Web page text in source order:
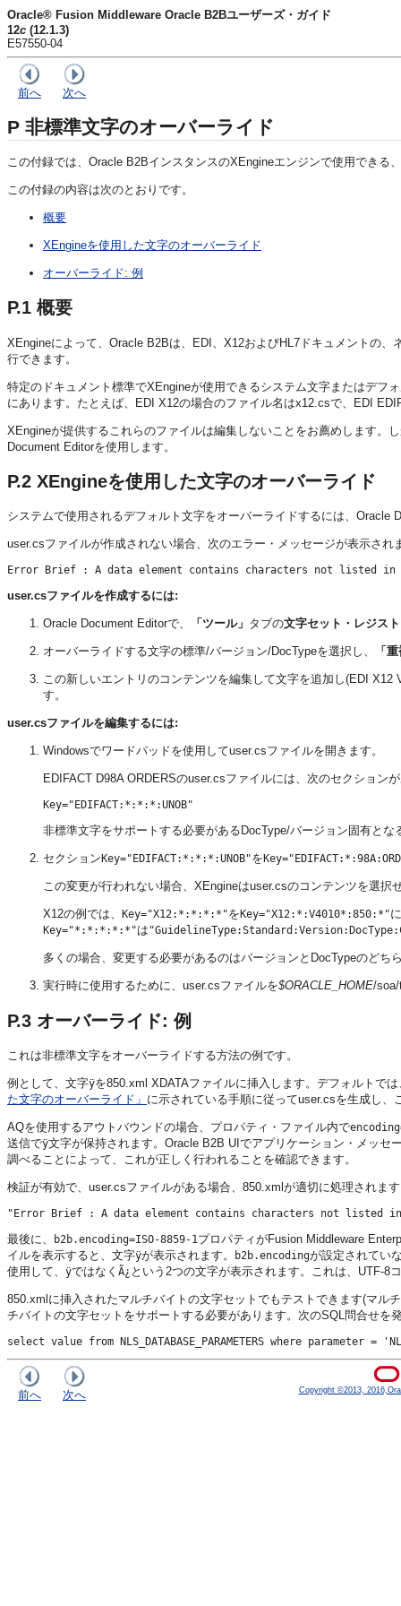
Oracle® Fusion Middleware Oracle B2Bユーザーズ・ガイド
12c (12.1.3)
E57550-04
前へ 次へ
P 非標準文字のオーバーライド
この付録では、Oracle B2BインスタンスのXEngineエンジンで使用でき
この付録の内容は次のとおりです。
概要
XEngineを使用した文字のオーバーライド
オーバーライド: 例
P.1 概要
XEngineによって、Oracle B2Bは、EDI、X12およびHL7ドキュメントの
行できます。
特定のドキュメント標準でXEngineが使用できるシステム文字またはデフ
にあります。たとえば、EDI X12の場合のファイル名はx12.csで、EDI
XEngineが提供するこれらのファイルは編集しないことをお薦めします。
Document Editorを使用します。
P.2 XEngineを使用した文字のオーバーライド
システムで使用されるデフォルト文字をオーバーライドするには、
user.csファイルが作成されない場合、次のエラー・メッセージが表示され
user.csファイルを作成するには:
Oracle Document Editorで、 「ツール」 タブの文字セット・レジス
オーバーライドする文字の標準/バージョン/DocTypeを選択し、 「
この新しいエントリのコンテンツを編集して文字を追加し(EDI X12
す。
user.csファイルを編集するには:
Windowsでワードパッドを使用してuser.csファイルを開きます。
EDIFACT D98A ORDERSのuser.csファイルには、次のセクション
非標準文字をサポートする必要があるDocType/バージョン固有と
セクション Key="EDIFACT:*:*:*:UNOB"を
この変更が行われない場合、XEngineはuser.csのコンテンツを選
X12の例では、 Key="X12:*:*:*:*"を Key="X12:*:V4010*:850:*"
Key="*:*:*:*:*"は
多くの場合、変更する必要があるのはバージョンとDocTypeのど
実行時に使用するために、user.csファイルを$ORACLE_HOME/soa/
P.3 オーバーライド: 例
これは非標準文字をオーバーライドする方法の例です。
例として、文字ÿを850.xml XDATAファイルに挿入します。デフォルトで
た文字のオーバーライド」 に示されている手順に従ってuser.csを生成し、
AQを使用するアウトバウンドの場合、プロパティ・ファイル内で
送信でÿ文字が保持されます。Oracle B2B UIでアプリケーション・メッセ
調べることによって、これが正しく行われることを確認できます。
検証が有効で、user.csファイルがある場合、850.xmlが適切に処理されま
最後に、 b2b.encoding=ISO-8859-1プロパティがFusion Middleware
イルを表示すると、文字ÿが表示されます。 b2b.encodingが設定されてい
使用して、 ÿではなく Ã¿ という2つの文字が表示されます。これは、UTF-8
850.xmlに挿入されたマルチバイトの文字セットでもテストできます(マル
チバイトの文字セットをサポートする必要があります。次のSQL問合せを
前へ 次へ Copyright ©2013,